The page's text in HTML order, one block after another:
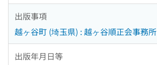
出版事項
越ヶ谷町 (埼玉県) : 越ヶ谷順正会事務所
出版年月日等